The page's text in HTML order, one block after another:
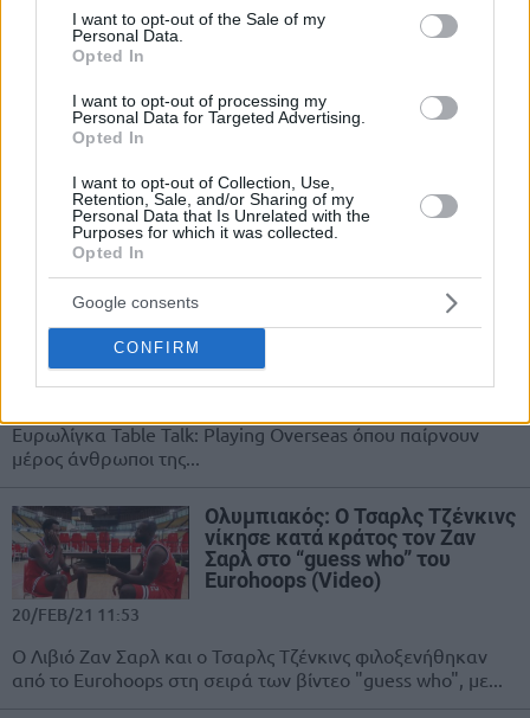
consent section.
I want to opt-out of the Sale of my
Personal Data.
Opted In
I want to opt-out of processing my
Personal Data for Targeted Advertising.
Opted In
I want to opt-out of Collection, Use,
Retention, Sale, and/or Sharing of my
Personal Data that Is Unrelated with the
Purposes for which it was collected.
Opted In
Google consents
CONFIRM
Λαρεντζάκης: “Ο Σπανούλης
12/MAR/21 23:44
Γιαννούλης Λαρεντζάκης και Τσαρλς Τζένκινς μίλησαν για
αποθέωσαν τον Βασίλη Σπανούλη....
πνευματικά δυνατός για να
βλέπεις κάποιον δικό σου”
(video)
06/MAR/21 15:57
Ευρωλίγκα Table Talk: Playing Overseas όπου παίρνουν
μέρος άνθρωποι της...
Ολυμπιακός: Ο Τσαρλς Τζένκινς
νίκησε κατά κράτος τον Ζαν
Σαρλ στο “guess who” του
Eurohoops (Video)
20/FEB/21 11:53
O Λιβιό Ζαν Σαρλ και ο Τσαρλς Τζένκινς φιλοξενήθηκαν
από το Eurohoops στη σειρά των βίντεο "guess who", με...